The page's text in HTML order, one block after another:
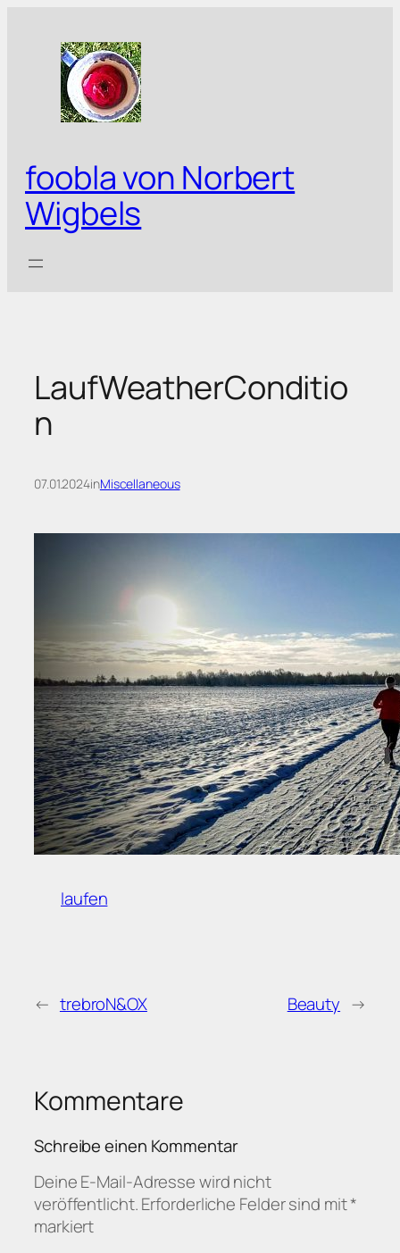
springen
foobla von Norbert
Wigbels
LaufWeatherConditio
n
07.01.2024inMiscellaneous
laufen
← trebroN&OX Beauty →
Kommentare
Schreibe einen Kommentar
Deine E-Mail-Adresse wird nicht
veröffentlicht.Erforderliche Felder sind mit*
markiert